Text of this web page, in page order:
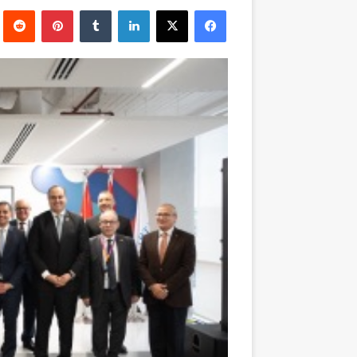
إلكترونيا
فيسبوك ‫X لينكدإن بينتيريست